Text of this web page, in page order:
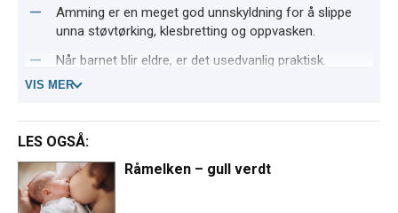
Amming er en meget god unnskyldning for å slippe
unna støvtørking, klesbretting og oppvasken.
Når barnet blir eldre, er det usedvanlig praktisk.
Amming gir barnet god sugetrening, og
Amming er helt gratis.
Amming beskytter den ammende, og døtrene hennes,
mot brystkreft.
VIS MER
LES OGSÅ:
Råmelken – gull verdt